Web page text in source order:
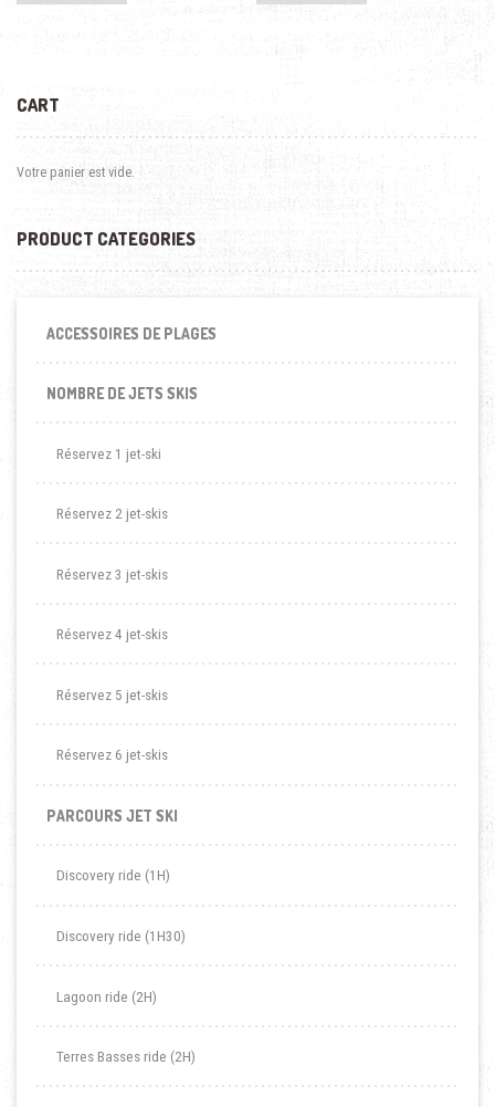
CART
Votre panier est vide.
PRODUCT CATEGORIES
ACCESSOIRES DE PLAGES
NOMBRE DE JETS SKIS
Réservez 1 jet-ski
Réservez 2 jet-skis
Réservez 3 jet-skis
Réservez 4 jet-skis
Réservez 5 jet-skis
Réservez 6 jet-skis
PARCOURS JET SKI
Discovery ride (1H)
Discovery ride (1H30)
Lagoon ride (2H)
Terres Basses ride (2H)